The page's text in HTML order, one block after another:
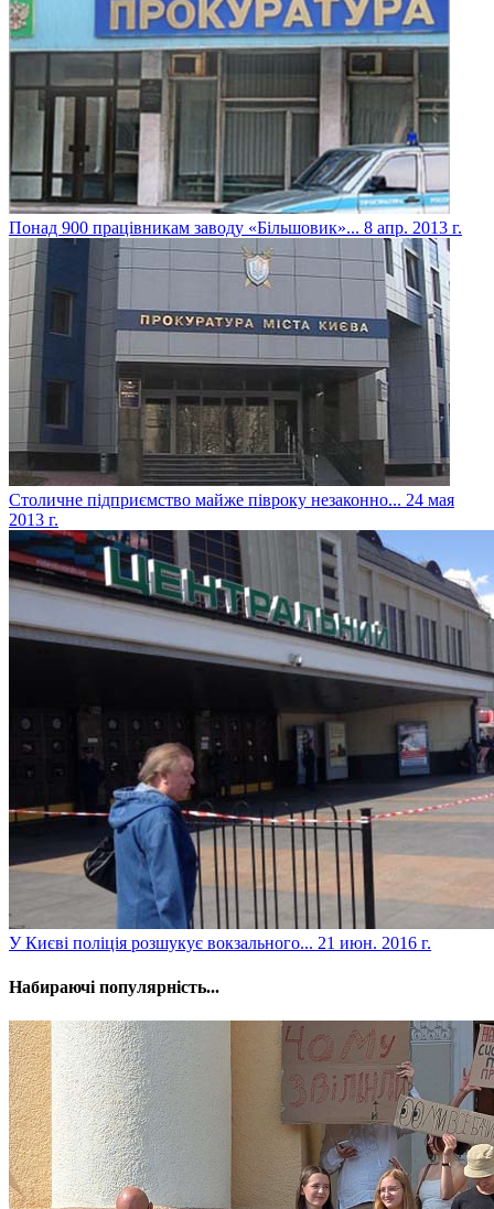
Понад 900 працівникам заводу «Більшовик»... 8 апр. 2013 г.
Столичне підприємство майже півроку незаконно... 24 мая
2013 г.
У Києві поліція розшукує вокзального... 21 июн. 2016 г.
Набираючі популярність...